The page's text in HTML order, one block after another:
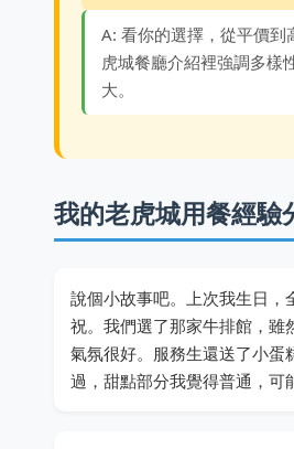
A: 看你的選擇，從平價到
虎城餐廳介紹裡強調多樣
大。
我的老虎城用餐經驗
說個小故事吧。上次我生日，
祝。我們選了那家牛排館，雖
氣氛很好。服務生還送了小蛋
過，甜點部分我覺得普通，可